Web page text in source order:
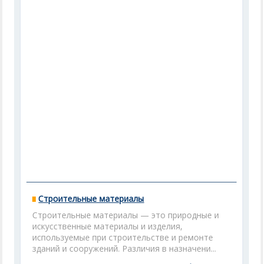
Строительные материалы
Строительные материалы — это природные и
искусственные материалы и изделия,
используемые при строительстве и ремонте
зданий и сооружений. Различия в назначени...